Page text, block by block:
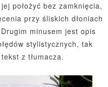
położyć bez zamknięcia,
przy śliskich dłoniach
minusem jest opis
stylistycznych, tak
z tłumacza.